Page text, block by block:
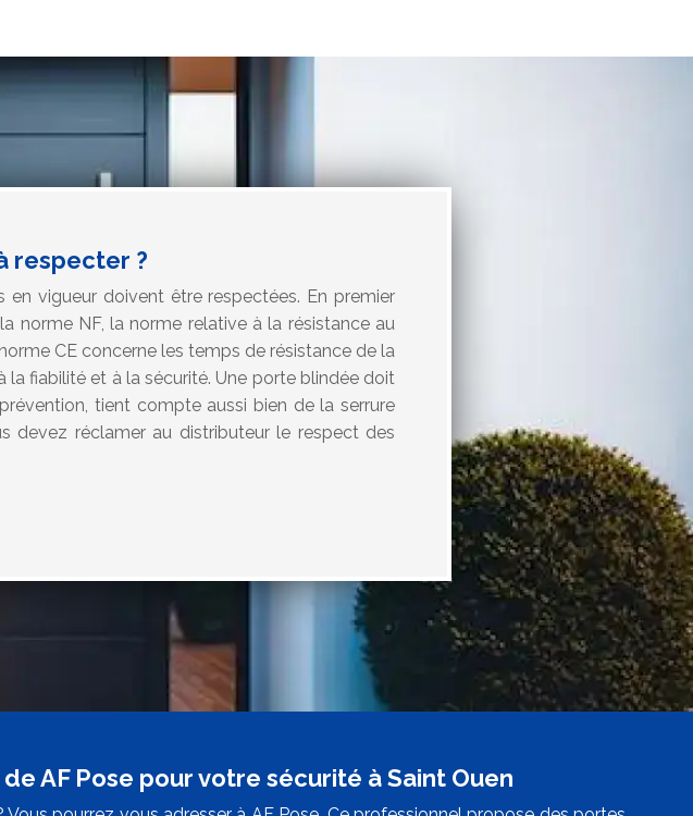
respecter ?
en vigueur doivent être respectées. En premier
norme NF, la norme relative à la résistance au
CE concerne les temps de résistance de la
fiabilité et à la sécurité. Une porte blindée doit
tient compte aussi bien de la serrure
devez réclamer au distributeur le respect des
AF Pose pour votre sécurité à Saint Ouen